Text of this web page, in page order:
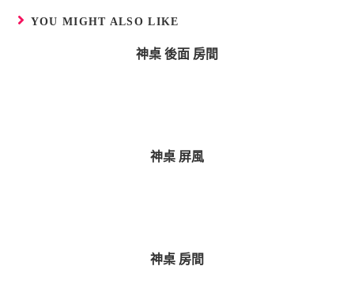
YOU MIGHT ALSO LIKE
神桌 後面 房間
神桌 屏風
神桌 房間